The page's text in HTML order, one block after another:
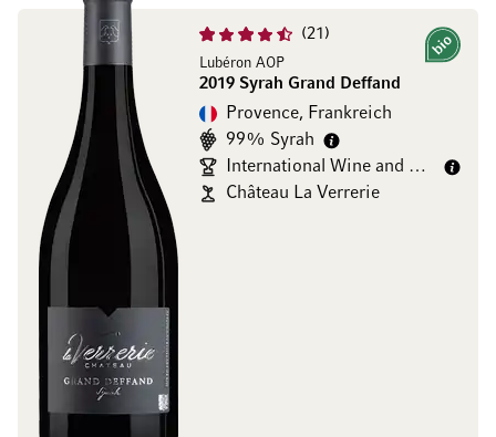
21
Lubéron AOP
2019 Syrah Grand Deffand
Bio
Provence, Frankreich
99% Syrah
International Wine and Spirit Competition 95/100
Château La Verrerie